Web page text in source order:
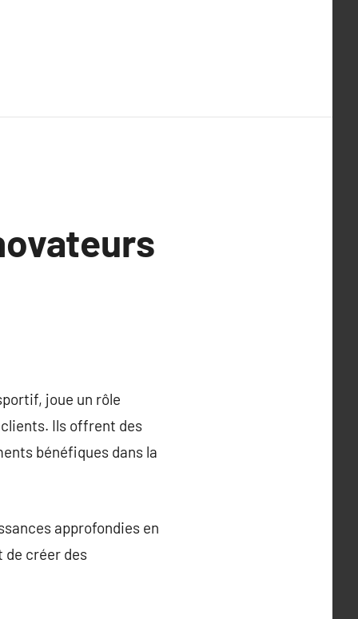
joue un rôle
Ils offrent des
bénéfiques dans la
approfondies en
de créer des